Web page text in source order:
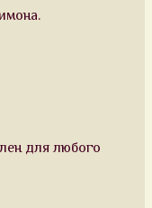
для любого